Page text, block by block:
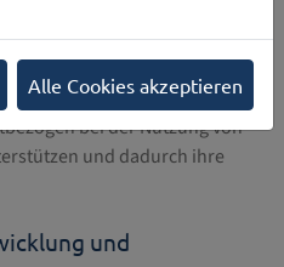
kleine und mittlere
bei der Nutzung von
und dadurch ihre
und
Alle Cookies akzeptieren